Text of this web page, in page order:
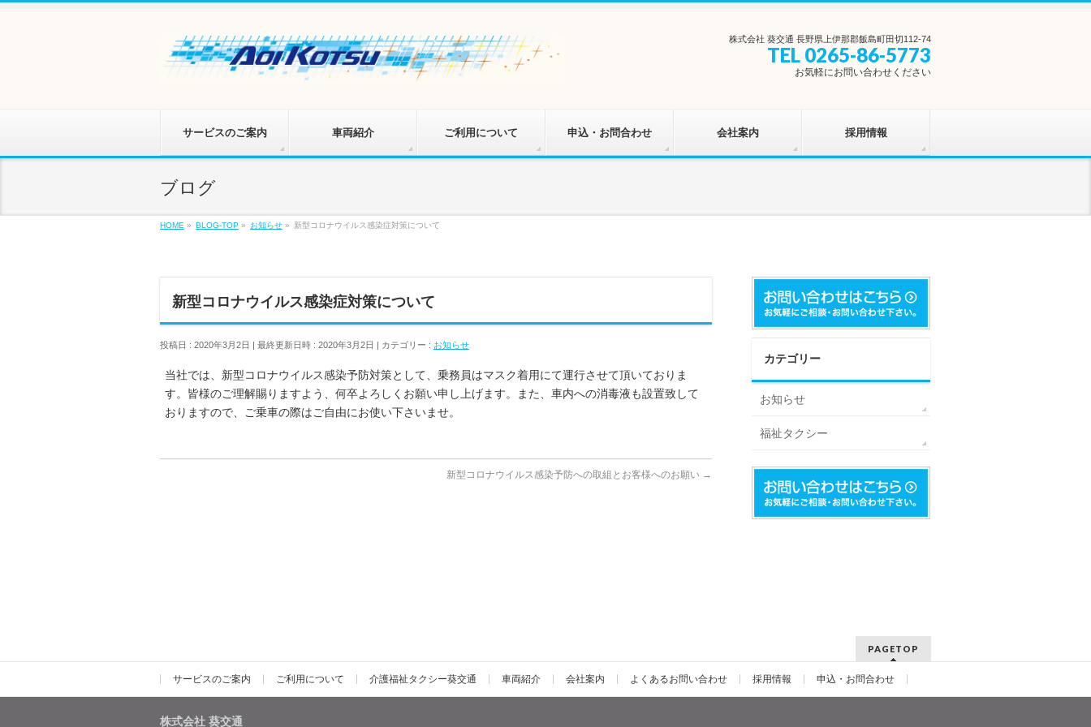
株式会社 葵交通 長野県上伊那郡飯島町田切112-74
TEL 0265-86-5773
お気軽にお問い合わせください
サービスのご案内 車両紹介 ご利用について 申込・お問合わせ 会社案内 採用情報
ブログ
HOME » BLOG-TOP » お知らせ » 新型コロナウイルス感染症対策について
新型コロナウイルス感染症対策について
投稿日 : 2020年3月2日 最終更新日時 : 2020年3月2日 カテゴリー : お知らせ
当社では、新型コロナウイルス感染予防対策として、乗務員はマスク着用にて運行させて頂いておりま
す。皆様のご理解賜りますよう、何卒よろしくお願い申し上げます。また、車内への消毒液も設置致して
おりますので、ご乗車の際はご自由にお使い下さいませ。
新型コロナウイルス感染予防への取組とお客様へのお願い →
カテゴリー
お知らせ
福祉タクシー
PAGETOP
サービスのご案内 ご利用について 介護福祉タクシー葵交通 車両紹介 会社案内 よくあるお問い合わせ 採用情報 申込・お問合わせ
株式会社 葵交通